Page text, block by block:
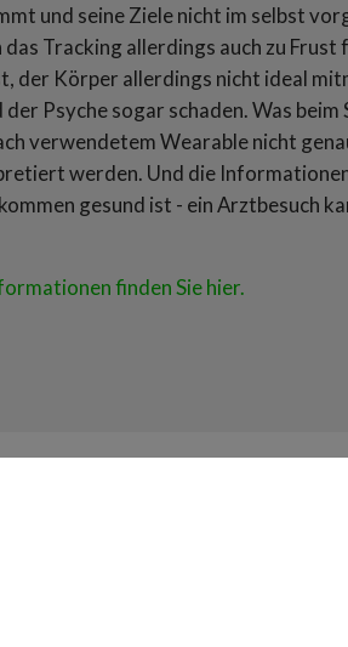
und seine Ziele nicht im selbst
Tracking allerdings auch zu Frust
der Körper allerdings nicht ideal
Psyche sogar schaden. Was
verwendetem Wearable nicht
werden. Und die
gesund ist - ein Arztbesuch
finden Sie hier.